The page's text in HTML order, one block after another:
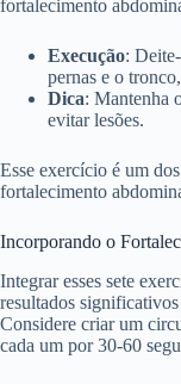
fortalecimento
Execução:
pernas e o
Dica: Mantenha
evitar lesões.
Esse exercício é um
fortalecimento
Incorporando o
Integrar esses sete
resultados
Considere criar um
cada um por 30-60